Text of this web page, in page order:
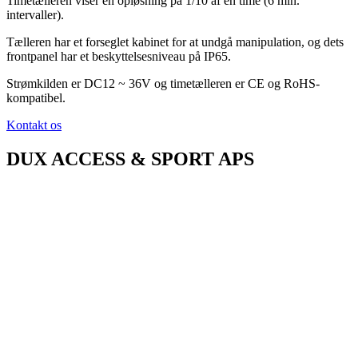
intervaller).
Tælleren har et forseglet kabinet for at undgå manipulation, og dets
frontpanel har et beskyttelsesniveau på IP65.
Strømkilden er DC12 ~ 36V og timetælleren er CE og RoHS-
kompatibel.
Kontakt os
DUX ACCESS & SPORT APS